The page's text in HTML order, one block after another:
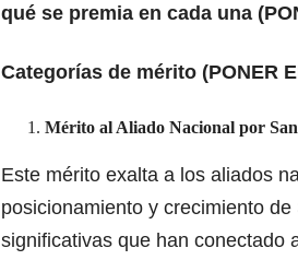
qué se premia en cada una
Categorías de mérito (PONER
Mérito al Aliado Nacional por
Este mérito exalta a los aliados
posicionamiento y crecimiento
significativas que han conectado